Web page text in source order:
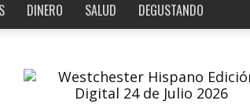
DINERO SALUD DEGUSTANDO